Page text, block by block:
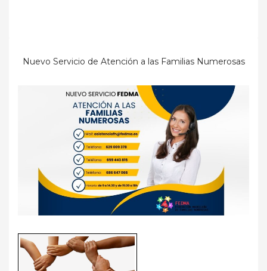
Nuevo Servicio de Atención a las Familias Numerosas